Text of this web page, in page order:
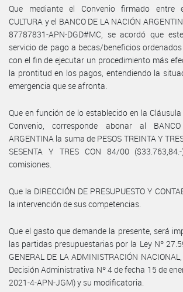
Que mediante el Convenio firmado entre
CULTURA y el BANCO DE LA NACIÓN
87787831-APN-DGD#MC, se acordó que
servicio de pago a becas/beneficios ordenados
con el fin de ejecutar un procedimiento más
la prontitud en los pagos, entendiendo la
emergencia que se afronta.
Que en función de lo establecido en la
Convenio, corresponde abonar al
ARGENTINA la suma de PESOS TREINTA Y
SESENTA Y TRES CON 84/00
comisiones.
Que la DIRECCIÓN DE PRESUPUESTO Y
la intervención de sus competencias.
Que el gasto que demande la presente, será
las partidas presupuestarias por la Ley Nº
GENERAL DE LA ADMINISTRACIÓN
Decisión Administrativa Nº 4 de fecha 15 de
2021-4-APN-JGM) y su modificatoria.